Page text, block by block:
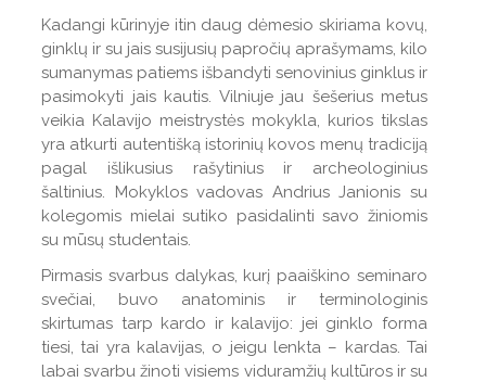
Kadangi kūrinyje itin daug dėmesio skiriama kovų,
ginklų ir su jais susijusių papročių aprašymams, kilo
sumanymas patiems išbandyti senovinius ginklus ir
pasimokyti jais kautis. Vilniuje jau šešerius metus
veikia Kalavijo meistrystės mokykla, kurios tikslas
yra atkurti autentišką istorinių kovos menų tradiciją
pagal išlikusius rašytinius ir archeologinius
šaltinius. Mokyklos vadovas Andrius Janionis su
kolegomis mielai sutiko pasidalinti savo žiniomis
su mūsų studentais.
Pirmasis svarbus dalykas, kurį paaiškino seminaro
svečiai, buvo anatominis ir terminologinis
skirtumas tarp kardo ir kalavijo: jei ginklo forma
tiesi, tai yra kalavijas, o jeigu lenkta –­ kardas. Tai
labai svarbu žinoti visiems viduramžių kultūros ir su